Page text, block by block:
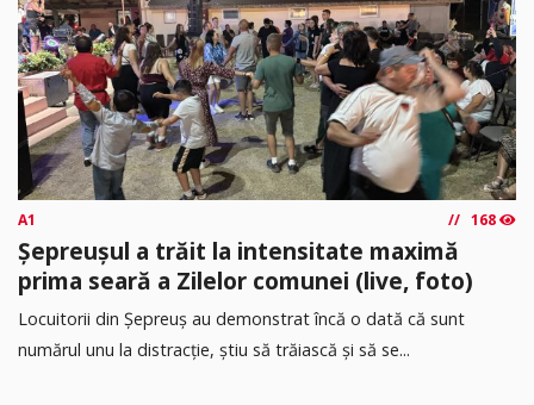
A1 168
Șepreușul a trăit la intensitate maximă
prima seară a Zilelor comunei (live, foto)
Locuitorii din Șepreuș au demonstrat încă o dată că sunt
numărul unu la distracție, știu să trăiască și să se...